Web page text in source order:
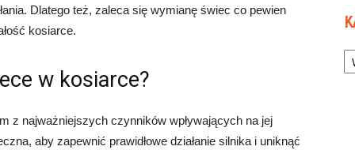
Dlatego też, zaleca się wymianę świec co pewien
kosiarce.
w kosiarce?
z najważniejszych czynników wpływających na jej
aby zapewnić prawidłowe działanie silnika i uniknąć